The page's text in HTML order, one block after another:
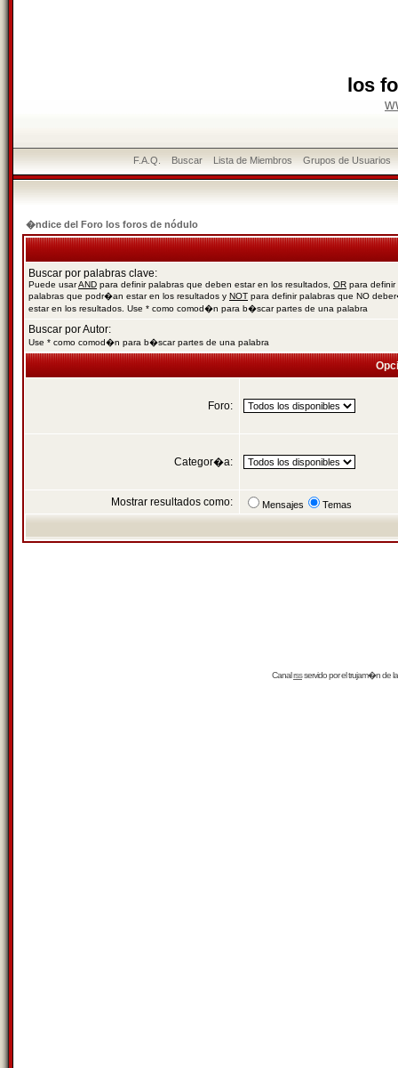
los
F.A.Q. Buscar Lista de Miembros Grupos de Usuarios
�ndice del Foro los foros de nódulo
Buscar por palabras clave:
Puede usarAND para definir palabras que deben estar en los resultados, OR para definir
palabras que podr�an estar en los resultados y NOT para definir palabras que NO
estar en los resultados. Use * como comod�n para b�scar partes de una palabra
Buscar por Autor:
Use * como comod�n para b�scar partes de una palabra
Foro:
Categor�a:
Mostrar resultados como: Mensajes Temas
Canalrssservido por eltrujam�nde